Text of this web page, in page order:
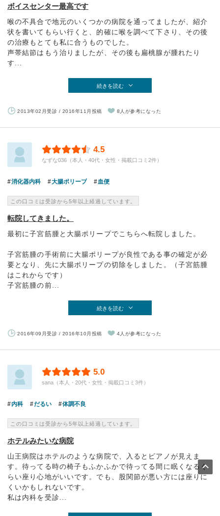
ボイスセンター最高です
喉の不具合で地元のいくつかの病院を通ってましたが、紹介
状を書いてもらい行くと、的確に喉を調べて下さり、その後
の治療もとても私に合うものでした。
声帯結節はもう治りましたが、その後も扁桃腺が腫れたり
す...
続きを読む
2013年02月受診 / 2016年11月投稿 8人が参考になった
4.5
なずな036（本人・40代・女性・掲載口コミ2件）
消化器内科 大腸ポリープ 血便
この口コミは受診から5年以上経過しています。
転院してきました。
最初に子宮筋腫と大腸ポリープでこちらへ転院しました。
子宮筋腫の手術前に大腸ポリープが良性である事の確定が必
要となり、先に大腸ポリープの切除をしました。（子宮筋腫
はこれからです）
子宮筋腫の前...
続きを読む
2016年09月受診 / 2016年10月投稿 4人が参考になった
5.0
sana（本人・20代・女性・掲載口コミ3件）
内科 だるい 体調不良
この口コミは受診から5年以上経過しています。
ホテルみたいな病院
山王病院はホテルのような病院で、入るとピアノが見えま
す。待ってる時の椅子もふかふかで待ってる間に眠くなるぐ
らい座り心地がいいです。でも、股関節が悪い方には座りに
くいかもしれないです。
私は内科を受診...